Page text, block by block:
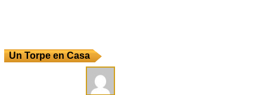
Un Torpe en Casa